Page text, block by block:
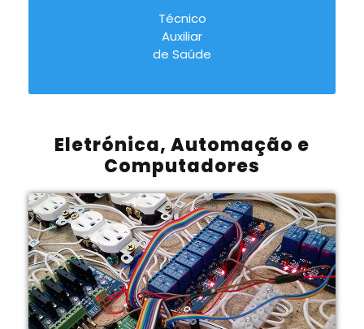
Técnico
Auxiliar
de Saúde
Eletrónica, Automação e
Computadores